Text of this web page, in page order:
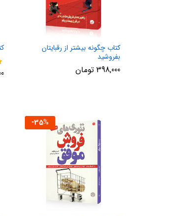
کتاب چگونه بیشتر از رقبایتان
بفروشید
398,000 تومان
-35%